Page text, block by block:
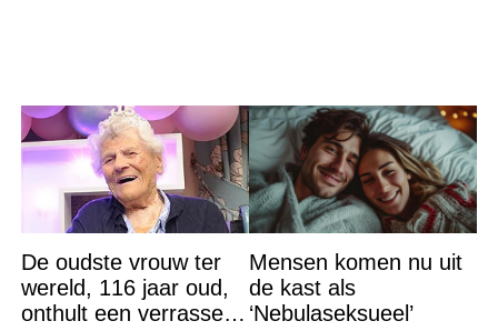
De oudste vrouw ter
wereld, 116 jaar oud,
onthult een verrassend
Mensen komen nu uit
de kast als
‘Nebulaseksueel’